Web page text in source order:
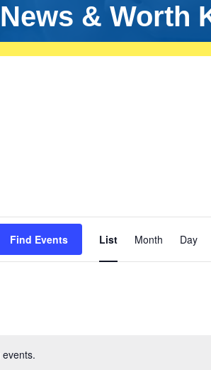
& Worth
Find Events
Views
List Month Day